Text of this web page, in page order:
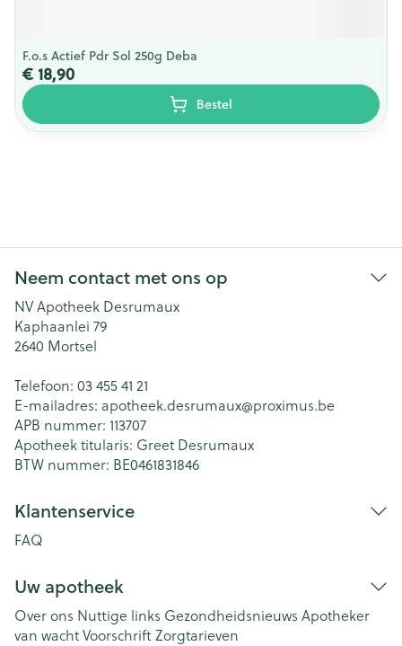
F.o.s Actief Pdr Sol 250g Deba
€ 18,90
Bestel
Neem contact met ons op
NV Apotheek Desrumaux
Kaphaanlei 79
2640 Mortsel
Telefoon: 03 455 41 21
E-mailadres: apotheek.desrumaux@proximus.be
APB nummer: 113707
Apotheek titularis: Greet Desrumaux
BTW nummer: BE0461831846
Klantenservice
FAQ
Uw apotheek
Over ons Nuttige links Gezondheidsnieuws Apotheker
van wachtVoorschriftZorgtarieven